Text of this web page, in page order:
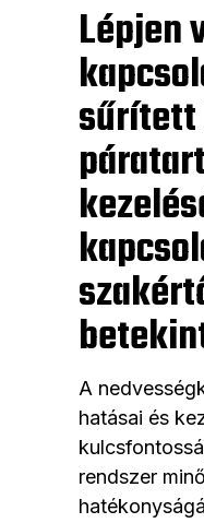
Lépjen
sűrített
A
hatásai és
rendszer